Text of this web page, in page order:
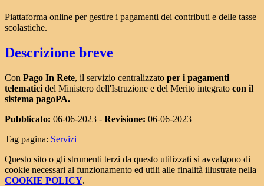
Piattaforma online per gestire i pagamenti dei contributi e delle tasse
scolastiche.
Descrizione breve
Con Pago In Rete, il servizio centralizzato per i pagamenti
telematici del Ministero dell'Istruzione e del Merito integrato con il
sistema pagoPA.
Pubblicato: 06-06-2023 - Revisione: 06-06-2023
Tag pagina: Servizi
Questo sito o gli strumenti terzi da questo utilizzati si avvalgono di
cookie necessari al funzionamento ed utili alle finalità illustrate nella
COOKIE POLICY.